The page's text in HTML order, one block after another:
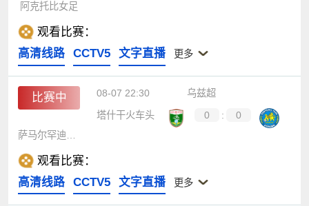
阿克托比女足
观看比赛：
高清线路
CCTV5 文字直播 更多
比赛中 08-07 22:30
乌兹超
塔什干火车头
0 :
0
观看比赛：
高清线路
CCTV5 文字直播 更多